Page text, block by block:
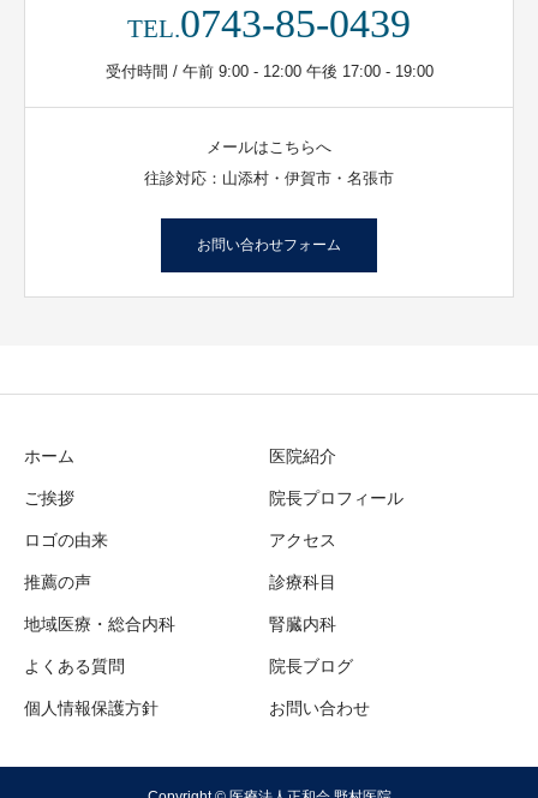
TEL.0743-85-0439
受付時間 / 午前 9:00 - 12:00 午後 17:00 - 19:00
メールはこちらへ
往診対応：山添村・伊賀市・名張市
お問い合わせフォーム
ホーム 医院紹介
ご挨拶 院長プロフィール
ロゴの由来 アクセス
推薦の声 診療科目
地域医療・総合内科 腎臓内科
よくある質問 院長ブログ
個人情報保護方針 お問い合わせ